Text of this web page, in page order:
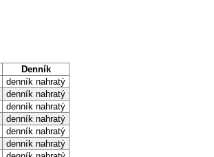
Denník
denník nahratý
denník nahratý
denník nahratý
denník nahratý
denník nahratý
denník nahratý